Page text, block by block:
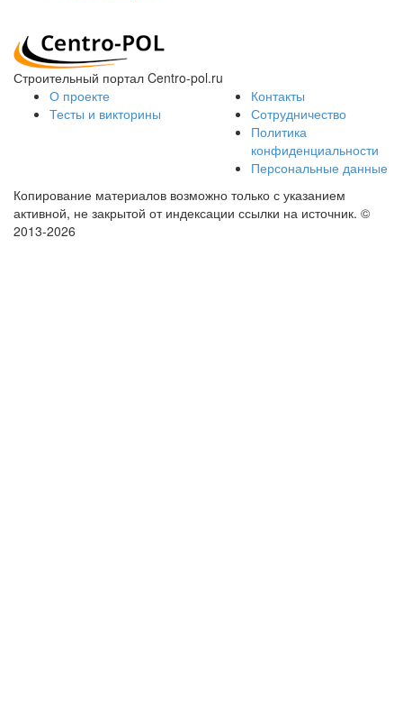
Строительный портал Centro-pol.ru
О проекте
Тесты и викторины
Контакты
Сотрудничество
Политика
конфиденциальности
Персональные данные
Копирование материалов возможно только с указанием
активной, не закрытой от индексации ссылки на источник. ©
2013-2026